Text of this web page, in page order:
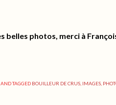
belles photos, merci à
AND TAGGED BOUILLEUR DE CRUS IMAGES